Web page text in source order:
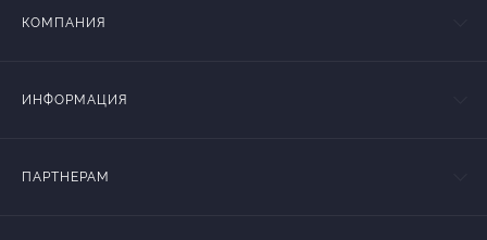
КОМПАНИЯ
ИНФОРМАЦИЯ
ПАРТНЕРАМ